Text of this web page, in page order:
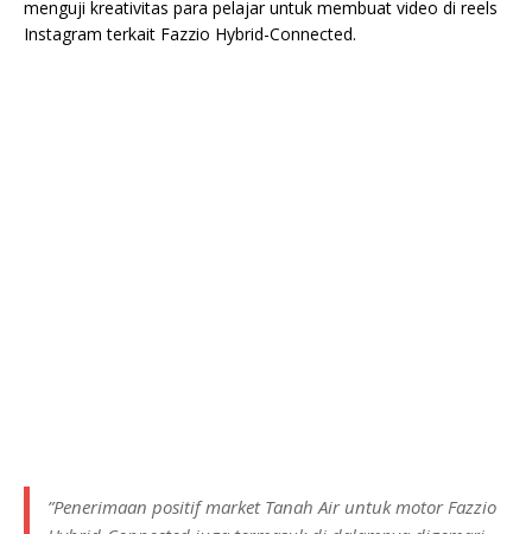
menguji kreativitas para pelajar untuk membuat video di reels
Instagram terkait Fazzio Hybrid-Connected.
”Penerimaan positif market Tanah Air untuk motor Fazzio